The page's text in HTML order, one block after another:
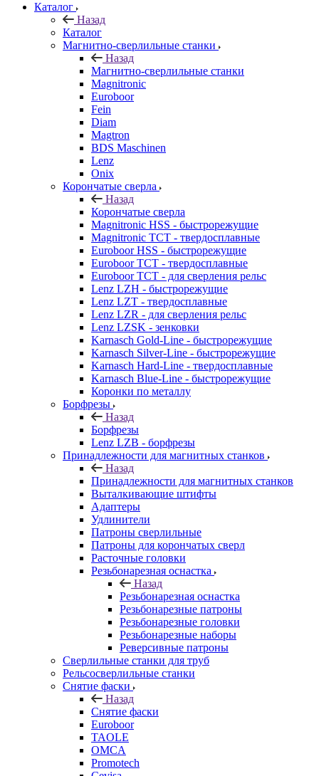
Каталог
Назад
Каталог
Магнитно-сверлильные станки
Назад
Магнитно-сверлильные станки
Magnitronic
Euroboor
Fein
Diam
Magtron
BDS Maschinen
Lenz
Onix
Корончатые сверла
Назад
Корончатые сверла
Magnitronic HSS - быстрорежущие
Magnitronic TCT - твердосплавные
Euroboor HSS - быстрорежущие
Euroboor TCT - твердосплавные
Euroboor TCT - для сверления рельс
Lenz LZH - быстрорежущие
Lenz LZT - твердосплавные
Lenz LZR - для сверления рельс
Lenz LZSK - зенковки
Karnasch Gold-Line - быстрорежущие
Karnasch Silver-Line - быстрорежущие
Karnasch Hard-Line - твердосплавные
Karnasch Blue-Line - быстрорежущие
Коронки по металлу
Борфрезы
Назад
Борфрезы
Lenz LZB - борфрезы
Принадлежности для магнитных станков
Назад
Принадлежности для магнитных станков
Выталкивающие штифты
Адаптеры
Удлинители
Патроны сверлильные
Патроны для корончатых сверл
Расточные головки
Резьбонарезная оснастка
Назад
Резьбонарезная оснастка
Резьбонарезные патроны
Резьбонарезные головки
Резьбонарезные наборы
Реверсивные патроны
Сверлильные станки для труб
Рельсосверлильные станки
Снятие фаски
Назад
Снятие фаски
Euroboor
TAOLE
OMCA
Promotech